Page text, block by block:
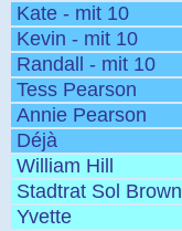
Kate - mit 10
Kevin - mit 10
Randall - mit 10
Tess Pearson
Annie Pearson
Déjà
William Hill
Stadtrat Sol Brown
Yvette